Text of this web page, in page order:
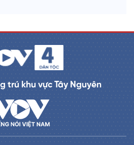
trú khu vực Tây Nguyên